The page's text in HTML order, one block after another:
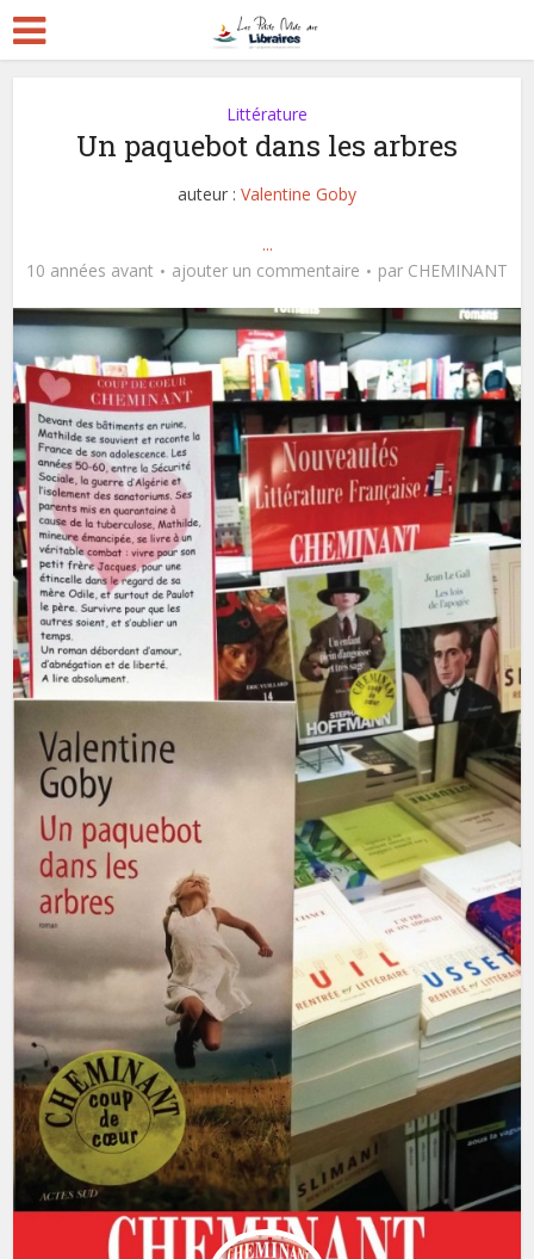
Littérature
Un paquebot dans les arbres
auteur : Valentine Goby
...
10 années avant
ajouter un commentaire par CHEMINANT